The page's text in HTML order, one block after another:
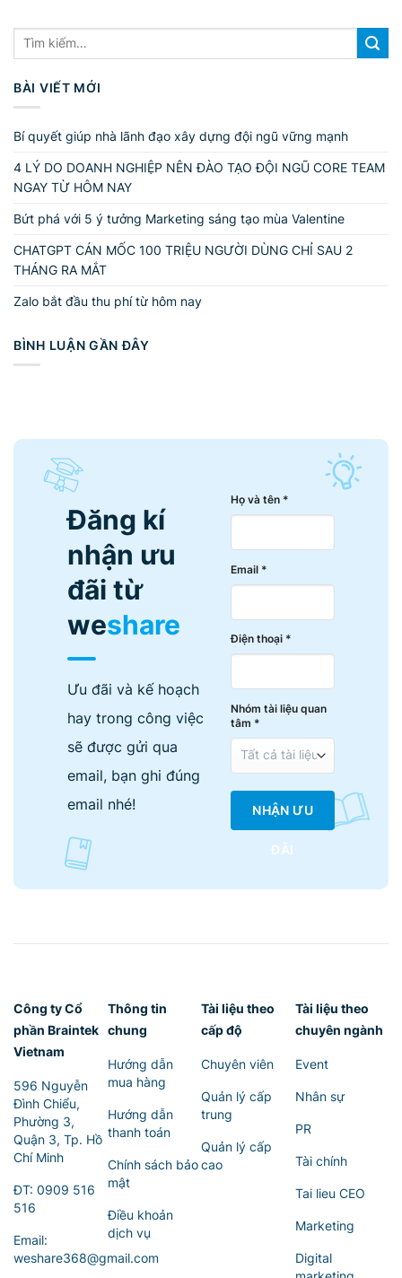
BÀI VIẾT MỚI
Bí quyết giúp nhà lãnh đạo xây dựng đội ngũ vững mạnh
4 LÝ DO DOANH NGHIỆP NÊN ĐÀO TẠO ĐỘI NGŨ CORE TEAM
NGAY TỪ HÔM NAY
Bứt phá với 5 ý tưởng Marketing sáng tạo mùa Valentine
CHATGPT CÁN MỐC 100 TRIỆU NGƯỜI DÙNG CHỈ SAU 2
THÁNG RA MẮT
Zalo bắt đầu thu phí từ hôm nay
BÌNH LUẬN GẦN ĐÂY
Đăng kí
nhận ưu
đãi từ
weshare
Ưu đãi và kế hoạch
hay trong công việc
sẽ được gửi qua
email, bạn ghi đúng
email nhé!
Họ và tên *
Email *
Điện thoại *
Nhóm tài liệu quan
tâm *
NHẬN ƯU
ĐÃI
Công ty Cổ
phần Braintek
Vietnam
596 Nguyễn
Đình Chiểu,
Phường 3,
Quận 3, Tp. Hồ
Chí Minh
ĐT: 0909 516
516
Email:
weshare368@gmail.com
Thông tin
chung
Hướng dẫn
mua hàng
Hướng dẫn
thanh toán
Chính sách bảo
mật
Điều khoản
dịch vụ
Tài liệu theo
cấp độ
Chuyên viên
Quản lý cấp
trung
Quản lý cấp
cao
Tài liệu theo
chuyên ngành
Event
Nhân sự
PR
Tài chính
Tai lieu CEO
Marketing
Digital